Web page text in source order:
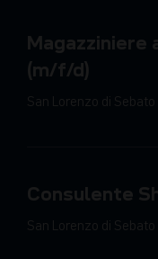
(m/f/d)
San Lorenzo di Sebato
Consulente
San Lorenzo di Sebato